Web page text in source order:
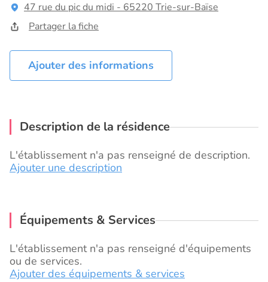
47 rue du pic du midi - 65220 Trie-sur-Baïse
Partager la fiche
Ajouter des informations
Description de la résidence
L'établissement n'a pas renseigné de description.
Ajouter une description
Équipements & Services
L'établissement n'a pas renseigné d'équipements
ou de services.
Ajouter des équipements & services